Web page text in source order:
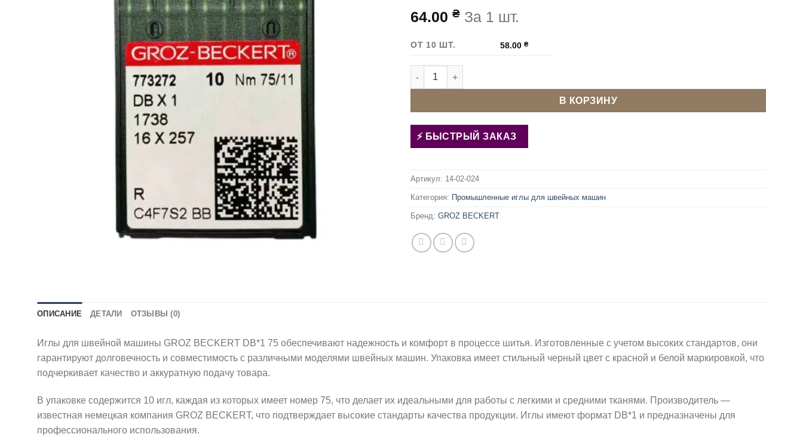
64.00 ₴ За 1 шт.
ОТ 10 ШТ. 58.00₴
Количество товара Иглы для швейной машины GROZ BECKERT DBx1 75
В КОРЗИНУ
БЫСТРЫЙ ЗАКАЗ
Артикул: 14-02-024
Категория: Промышленные иглы для швейных машин
Бренд: GROZ BECKERT
ОПИСАНИЕ ДЕТАЛИ ОТЗЫВЫ (0)
Иглы для швейной машины GROZ BECKERT DB*1 75 обеспечивают надежность и комфорт в процессе шитья. Изготовленные с учетом высоких стандартов, они
гарантируют долговечность и совместимость с различными моделями швейных машин. Упаковка имеет стильный черный цвет с красной и белой маркировкой, что
подчеркивает качество и аккуратную подачу товара.
В упаковке содержится 10 игл, каждая из которых имеет номер 75, что делает их идеальными для работы с легкими и средними тканями. Производитель —
известная немецкая компания GROZ BECKERT, что подтверждает высокие стандарты качества продукции. Иглы имеют формат DB*1 и предназначены для
профессионального использования.